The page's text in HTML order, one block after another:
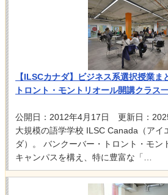
【ILSCカナダ】ビジネス系選択授業ま
トロント・モントリオール開講クラス
公開日：2012年4月17日 更新日：
大規模の語学学校 ILSC Canada（アイ
ダ）。 バンクーバー・トロント・モン
キャンパスを構え、特に豊富な「…